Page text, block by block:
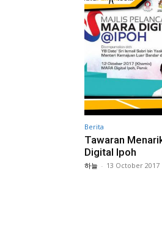
Berita
Tawaran
Digital Ipoh
하늘 - 13 October 2017